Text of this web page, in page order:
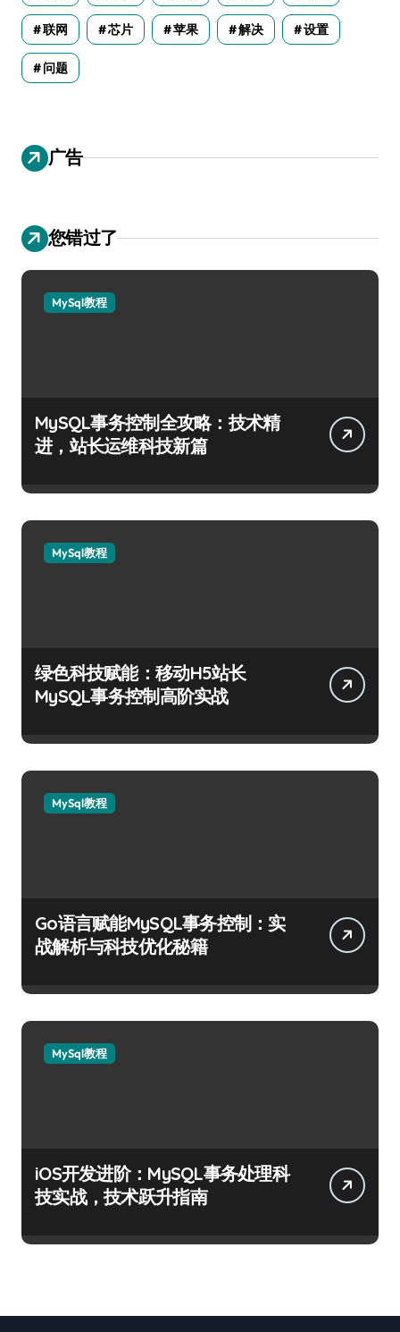
联网 芯片 苹果 解决 设置
问题
广告
您错过了
MySql教程
MySQL事务控制全攻略：技术精
进，站长运维科技新篇
MySql教程
绿色科技赋能：移动H5站长
MySQL事务控制高阶实战
MySql教程
Go语言赋能MySQL事务控制：实
战解析与科技优化秘籍
MySql教程
iOS开发进阶：MySQL事务处理科
技实战，技术跃升指南